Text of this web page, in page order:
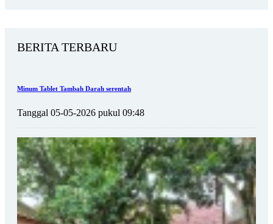
BERITA TERBARU
Minum Tablet Tambah Darah serentah
Tanggal 05-05-2026 pukul 09:48